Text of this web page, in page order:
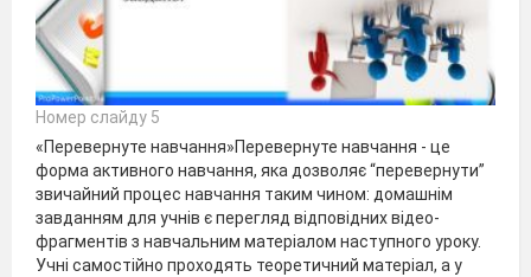
Номер слайду 5
«Перевернуте навчання»Перевернуте навчання - це
форма активного навчання, яка дозволяє “перевернути”
звичайний процес навчання таким чином: домашнім
завданням для учнів є перегляд відповідних відео-
фрагментів з навчальним матеріалом наступного уроку.
Учні самостійно проходять теоретичний матеріал, а у